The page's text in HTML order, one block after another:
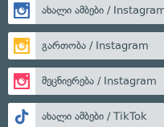
ახალი ამბები /
გართობა / Instagram
მეცნიერება / Instagram
ახალი ამბები / TikTok